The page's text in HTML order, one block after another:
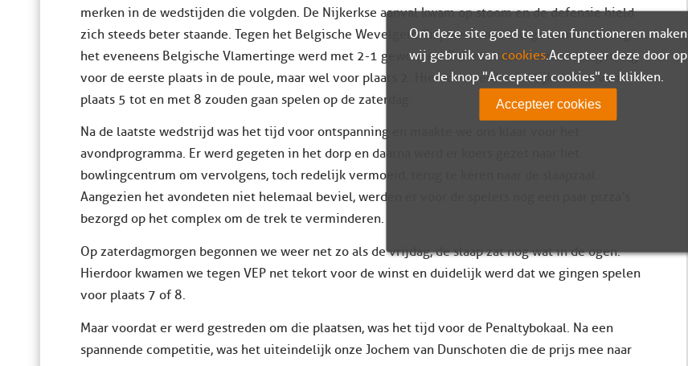
merken in de wedstijden die volgden. De Nijkerkse aanval kwam op stoom en de defensie hield
zich steeds beter staande. Tegen het Belgische Wevelgem City werd met 2-0 gewonnen en tegen
het eveneens Belgische Vlamertinge werd met 2-1 gewonnen. De resultaten waren niet genoeg
voor de eerste plaats in de poule, maar wel voor plaats 2. Hierdoor werd duidelijk dat we voor
plaats 5 tot en met 8 zouden gaan spelen op de zaterdag.
Na de laatste wedstrijd was het tijd voor ontspanning en maakte we ons klaar voor het
avondprogramma. Er werd gegeten in het dorp en daarna werd er koers gezet naar het
bowlingcentrum om vervolgens, toch redelijk vermoeid, terug te keren naar de slaapzaal.
Aangezien het avondeten niet helemaal beviel, werden er voor de spelers nog een paar pizza’s
bezorgd op het complex om de trek te verminderen.
Op zaterdagmorgen begonnen we weer net zo als de vrijdag, de slaap zat nog wat in de ogen.
Hierdoor kwamen we tegen VEP net tekort voor de winst en duidelijk werd dat we gingen spelen
voor plaats 7 of 8.
Maar voordat er werd gestreden om die plaatsen, was het tijd voor de Penaltybokaal. Na een
spannende competitie, was het uiteindelijk onze Jochem van Dunschoten die de prijs mee naar
Om deze site goed te laten functioneren maken
wij gebruik van cookies. Accepteer deze door op
de knop "Accepteer cookies" te klikken.
Accepteer cookies